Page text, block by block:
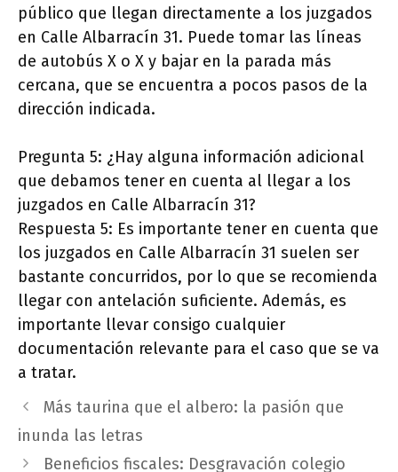
público que llegan directamente a los juzgados
en Calle Albarracín 31. Puede tomar las líneas
de autobús X o X y bajar en la parada más
cercana, que se encuentra a pocos pasos de la
dirección indicada.
Pregunta 5: ¿Hay alguna información adicional
que debamos tener en cuenta al llegar a los
juzgados en Calle Albarracín 31?
Respuesta 5: Es importante tener en cuenta que
los juzgados en Calle Albarracín 31 suelen ser
bastante concurridos, por lo que se recomienda
llegar con antelación suficiente. Además, es
importante llevar consigo cualquier
documentación relevante para el caso que se va
a tratar.
Más taurina que el albero: la pasión que
inunda las letras
Beneficios fiscales: Desgravación colegio